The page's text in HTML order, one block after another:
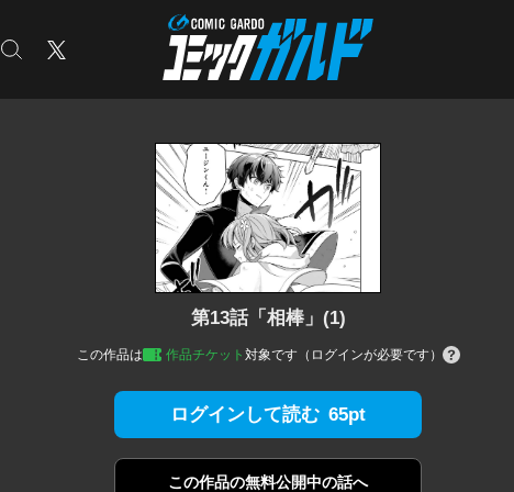
コミックガルド
検索 X
第13話「相棒」(1)
この作品は 作品チケット 対象です（ログインが必要です）
ログインして読む 65pt
この作品の無料公開中の話へ